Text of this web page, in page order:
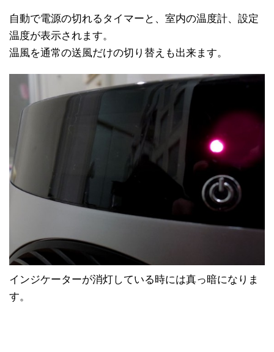
自動で電源の切れるタイマーと、室内の温度計、設定
温度が表示されます。
温風を通常の送風だけの切り替えも出来ます。
インジケーターが消灯している時には真っ暗になりま
す。